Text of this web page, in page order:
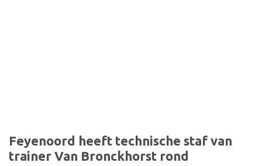
Feyenoord heeft technische staf van
trainer Van Bronckhorst rond